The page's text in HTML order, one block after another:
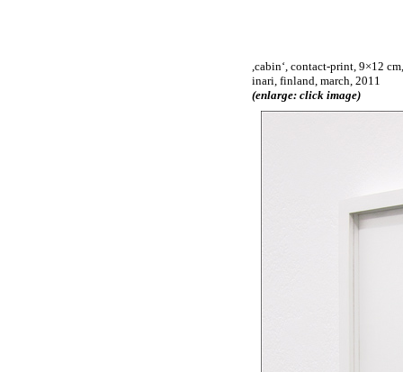
,cabin‘, contact-print, 9×12
inari, finland, march, 2011
(enlarge: click image)